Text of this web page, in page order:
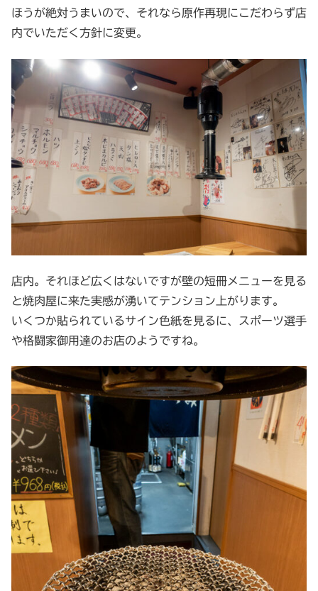
ほうが絶対うまいので、それなら原作再現にこだわらず店
内でいただく方針に変更。
店内。それほど広くはないですが壁の短冊メニューを見る
と焼肉屋に来た実感が湧いてテンション上がります。
いくつか貼られているサイン色紙を見るに、スポーツ選手
や格闘家御用達のお店のようですね。